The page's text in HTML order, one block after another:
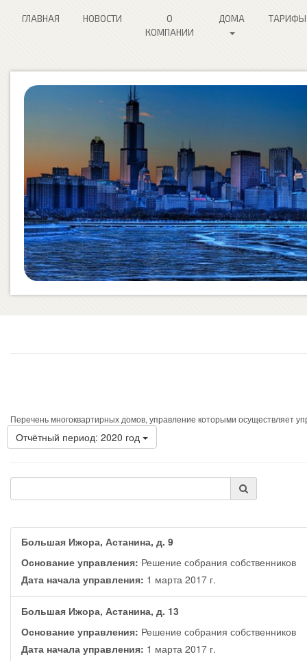
ГЛАВНАЯ НОВОСТИ
О
КОМПАНИИ
ДОМА ТАРИФЫ
Перечень многоквартирных домов, управление которыми осуществляет
Отчётный период: 2020 год
Большая Ижора, Астанина, д. 9
Основание управления: Решение собрания собственников
Дата начала управления: 1 марта 2017 г.
Большая Ижора, Астанина, д. 13
Основание управления: Решение собрания собственников
Дата начала управления: 1 марта 2017 г.